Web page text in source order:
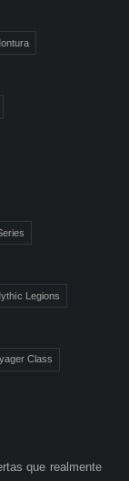
Legions
Class
que realmente